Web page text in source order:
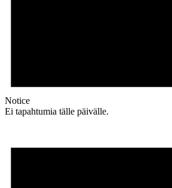
Notice
Ei tapahtumia tälle päivälle.